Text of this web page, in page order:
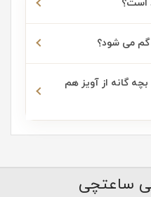
به بررسی چند تا از محبوب
است؟
گم می شود؟
گانه از آویز هم
ساعتچی